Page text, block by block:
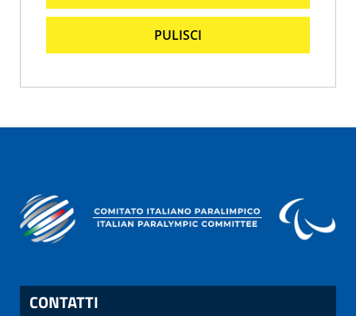
PULISCI
CONTATTI